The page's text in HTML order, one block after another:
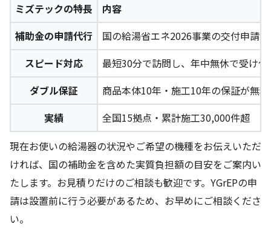
ミズテックの特長
内容
補助金の申請代行
国の給湯省エネ2026事業の交付申請
スピード対応
最短30分で訪問し、年中無休で受け
ダブル保証
商品本体10年・施工10年の保証が無
実績
全国15拠点・累計施工30,000件超
現在お使いの給湯器の状況やご希望の機種をお伝えいただ
ければ、国の補助金を含めた実質負担額の目安をご案内い
たします。お見積りだけのご相談も歓迎です。YGrEPの申
請は設置前に行う必要があるため、お早めにご相談くださ
い。